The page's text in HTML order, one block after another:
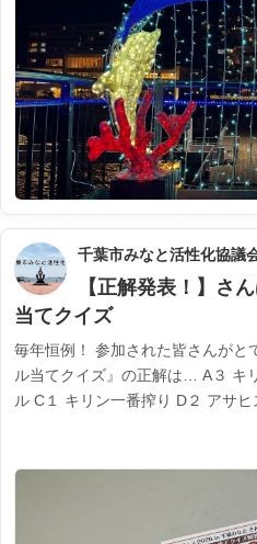
千葉市みなと活性化協議
【正解発表！】さ
当てクイズ
毎年恒例！ 参加された皆さんがと
ル当てクイズ』の正解は… A３ キ
ル C１ キリン一番搾り D２ アサ